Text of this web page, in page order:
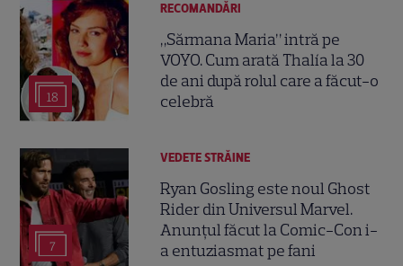
18
RECOMANDĂRI
„Sărmana Maria” intră pe
VOYO. Cum arată Thalía la 30
de ani după rolul care a făcut-o
celebră
7
VEDETE STRĂINE
Ryan Gosling este noul Ghost
Rider din Universul Marvel.
Anunțul făcut la Comic-Con i-
a entuziasmat pe fani